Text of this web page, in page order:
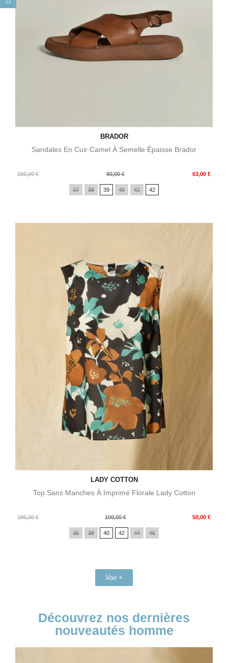
BRADOR
Sandales En Cuir Camel À Semelle Épaisse Brador
160,00 €
Prix
90,00 € 63,00 €
Prix
37 38 39 40 41 42
LADY COTTON
Top Sans Manches À Imprimé Florale Lady Cotton
195,00 €
Prix
100,00 € 50,00 €
Prix
36 38 40 42 44 46
Voir +
Découvrez nos dernières
nouveautés homme